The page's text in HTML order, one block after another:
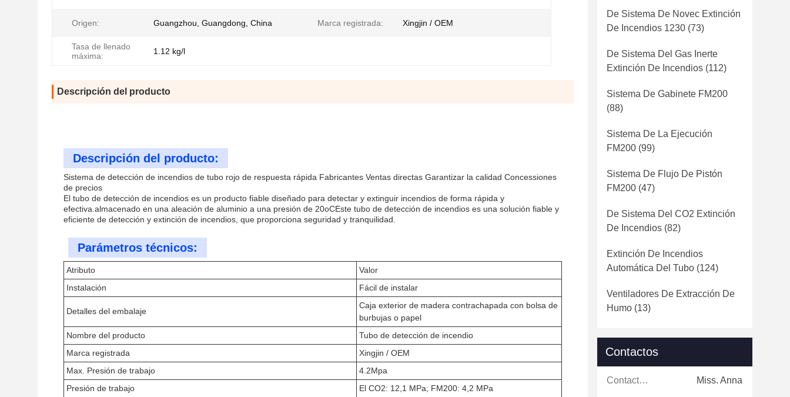
Origen: Guangzhou, Guangdong, China Marca registrada: Xingjin / OEM
Tasa de llenado
máxima:
1.12 kg/l
Descripción del producto
Descripción del producto:
Sistema de detección de incendios de tubo rojo de respuesta rápida Fabricantes Ventas directas Garantizar la calidad Concessiones
de precios
El tubo de detección de incendios es un producto fiable diseñado para detectar y extinguir incendios de forma rápida y
efectiva.almacenado en una aleación de aluminio a una presión de 20oCEste tubo de detección de incendios es una solución fiable y
eficiente de detección y extinción de incendios, que proporciona seguridad y tranquilidad.
Parámetros técnicos:
Atributo
Valor
Instalación
Fácil de instalar
Detalles del embalaje
Caja exterior de madera contrachapada con bolsa de
burbujas o papel
Nombre del producto
Tubo de detección de incendio
Marca registrada
Xingjin / OEM
Max. Presión de trabajo
4.2Mpa
Presión de trabajo
El CO2: 12,1 MPa; FM200: 4,2 MPa
De Sistema De Novec Extinción
De Incendios 1230 (73)
De Sistema Del Gas Inerte
Extinción De Incendios (112)
Sistema De Gabinete FM200
(88)
Sistema De La Ejecución
FM200 (99)
Sistema De Flujo De Pistón
FM200 (47)
De Sistema Del CO2 Extinción
De Incendios (82)
Extinción De Incendios
Automática Del Tubo (124)
Ventiladores De Extracción De
Humo (13)
Contactos
Contactos: Miss. Anna